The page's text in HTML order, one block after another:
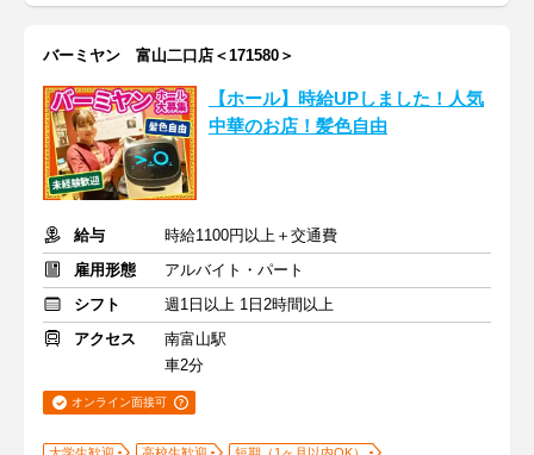
バーミヤン 富山二口店＜171580＞
【ホール】時給UPしました！人気
中華のお店！髪色自由
給与
時給1100円以上＋交通費
雇用形態
アルバイト・パート
シフト
週1日以上 1日2時間以上
アクセス
南富山駅
車2分
オンライン面接可